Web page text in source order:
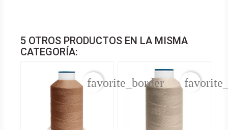
5 OTROS PRODUCTOS EN LA MISMA
CATEGORÍA:
favorite_border